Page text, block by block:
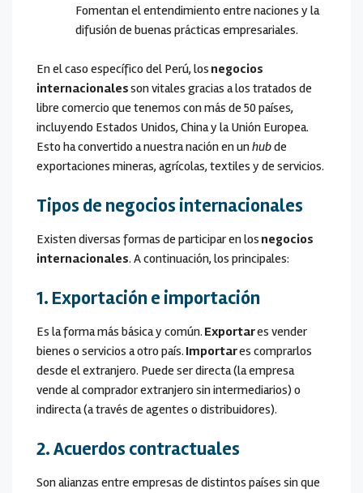
Fomentan el entendimiento entre naciones y la
difusión de buenas prácticas empresariales.
En el caso específico del Perú, los negocios
internacionalesson vitales gracias a los tratados de
libre comercio que tenemos con más de 50 países,
incluyendo Estados Unidos, China y la Unión Europea.
Esto ha convertido a nuestra nación en unhubde
exportaciones mineras, agrícolas, textiles y de servicios.
Tipos de negocios internacionales
Existen diversas formas de participar en los negocios
internacionales. A continuación, los principales:
1. Exportación e importación
Es la forma más básica y común. Exportares vender
bienes o servicios a otro país. Importares comprarlos
desde el extranjero. Puede ser directa (la empresa
vende al comprador extranjero sin intermediarios) o
indirecta (a través de agentes o distribuidores).
2. Acuerdos contractuales
Son alianzas entre empresas de distintos países sin que